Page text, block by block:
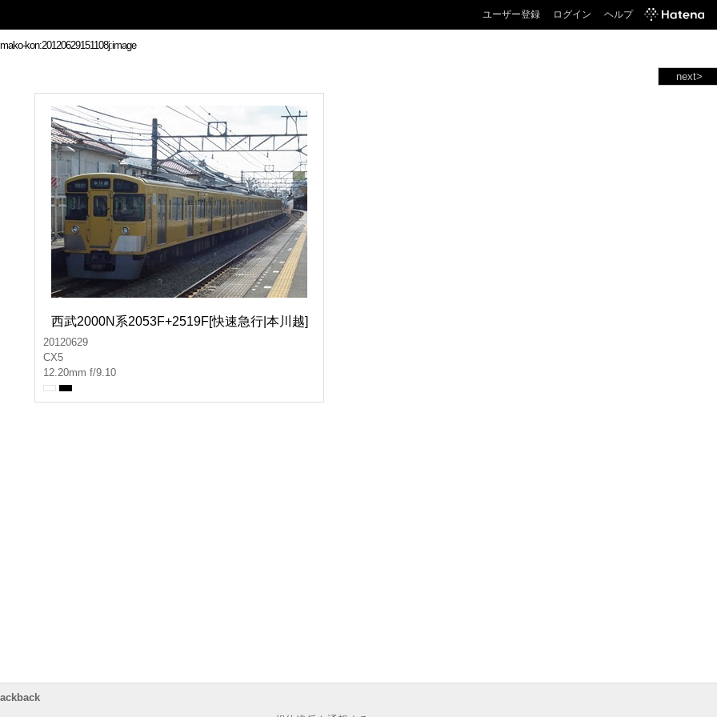
ユーザー登録 ログイン ヘルプ
next>
西武2000N系2053F+2519F[快速急行|本川越]
20120629
CX5
12.20mm f/9.10